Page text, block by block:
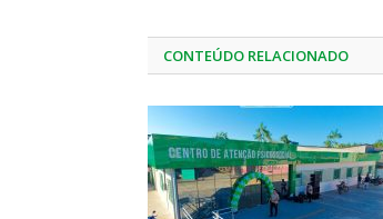
CONTEÚDO RELACIONADO